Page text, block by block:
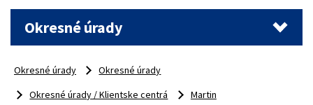
Okresné úrady
Okresné úrady
Okresné úrady
Okresné úrady / Klientske centrá
Martin